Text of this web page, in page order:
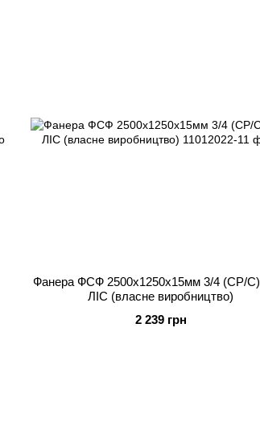
Фанера ФСФ 2500x1250x15мм 3/4 (CP/
ЛІС (власне виробництво)
2 239 грн